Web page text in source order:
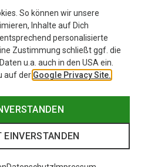
So können wir unsere
Inhalte auf Dich
personalisierte
Zustimmung schließt ggf. die
u.a. auch in den USA ein.
auf der Google Privacy Site.
EINVERSTANDEN